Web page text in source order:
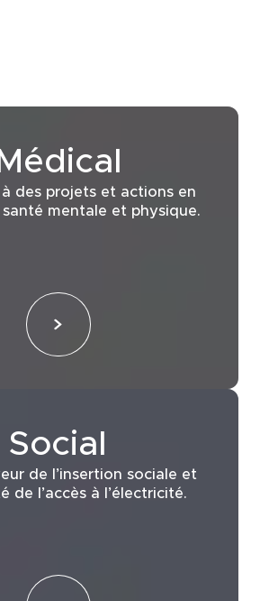
des projets et actions en
mentale et physique.
Social
de l’insertion sociale et
de l’accès à l’électricité.